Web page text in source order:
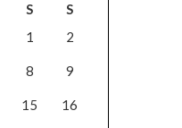
S
S
1
2
8 9
15 16